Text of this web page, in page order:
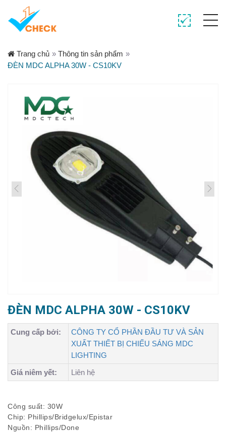
Trang chủ » Thông tin sản phẩm »
ĐÈN MDC ALPHA 30W - CS10KV
ĐÈN MDC ALPHA 30W - CS10KV
Cung cấp bởi:
CÔNG TY CỔ PHẦN ĐẦU TƯ VÀ SẢN
XUẤT THIẾT BỊ CHIẾU SÁNG MDC
LIGHTING
Giá niêm yết:
Liên hệ
Công suất: 30W
Chip: Phillips/Bridgelux/Epistar
Nguồn: Phillips/Done